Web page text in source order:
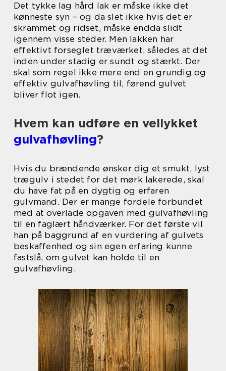
Det tykke lag hård lak er måske ikke det
kønneste syn – og da slet ikke hvis det er
skrammet og ridset, måske endda slidt
igennem visse steder. Men lakken har
effektivt forseglet træværket, således at det
inden under stadig er sundt og stærkt. Der
skal som regel ikke mere end en grundig og
effektiv gulvafhøvling til, førend gulvet
bliver flot igen.
Hvem kan udføre en vellykket
gulvafhøvling?
Hvis du brændende ønsker dig et smukt, lyst
trægulv i stedet for det mørk lakerede, skal
du have fat på en dygtig og erfaren
gulvmand. Der er mange fordele forbundet
med at overlade opgaven med gulvafhøvling
til en faglært håndværker. For det første vil
han på baggrund af en vurdering af gulvets
beskaffenhed og sin egen erfaring kunne
fastslå, om gulvet kan holde til en
gulvafhøvling.